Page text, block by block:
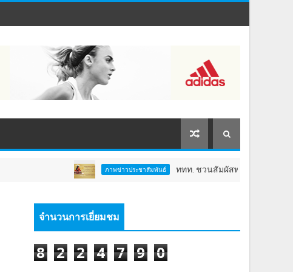
ภาพข่าวประชาสัมพันธ์ ททท. ชวนสัมผัสพลังแห่งศรัทธา ร่วมงาน "ห่มผ้
จำนวนการเยี่ยมชม
8 2 2 4 7 9 0